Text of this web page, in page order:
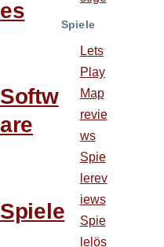
es
Softw
are
Spiele
Spiele
Lets
Play
Map
revie
ws
Spie
lerev
iews
Spie
lelös